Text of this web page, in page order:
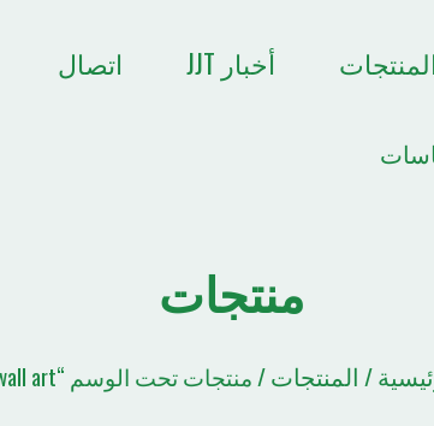
المنتجات أخبار JJT اتصال
منتجات
/ المنتجات/ منتجات تحت الوسم “modern wall art”